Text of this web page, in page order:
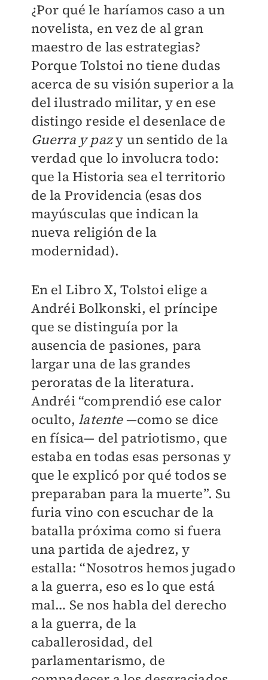
¿Por qué le haríamos caso a un
novelista, en vez de al gran
maestro de las estrategias?
Porque Tolstoi no tiene dudas
acerca de su visión superior a la
del ilustrado militar, y en ese
distingo reside el desenlace de
Guerra y pazy un sentido de la
verdad que lo involucra todo:
que la Historia sea el territorio
de la Providencia (esas dos
mayúsculas que indican la
nueva religión de la
modernidad).
En el Libro X, Tolstoi elige a
Andréi Bolkonski, el príncipe
que se distinguía por la
ausencia de pasiones, para
largar una de las grandes
peroratas de la literatura.
Andréi “comprendió ese calor
oculto, latente—como se dice
en física— del patriotismo, que
estaba en todas esas personas y
que le explicó por qué todos se
preparaban para la muerte”. Su
furia vino con escuchar de la
batalla próxima como si fuera
una partida de ajedrez, y
estalla: “Nosotros hemos jugado
a la guerra, eso es lo que está
mal… Se nos habla del derecho
a la guerra, de la
caballerosidad, del
parlamentarismo, de